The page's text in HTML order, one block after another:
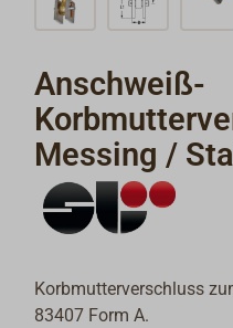
Anschweiß-
Messing /
Korbmutterverschluss
83407 Form A.